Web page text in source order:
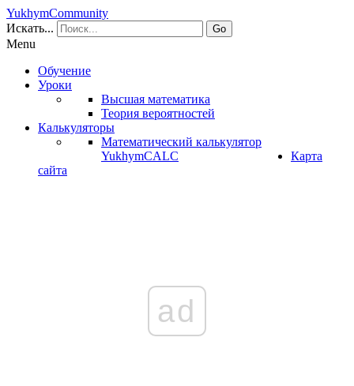
YukhymCommunity
Искать...
Go
Menu
Обучение
Уроки
Высшая математика
Теория вероятностей
Калькуляторы
Математический калькулятор
YukhymCALC
Карта
сайта
ad